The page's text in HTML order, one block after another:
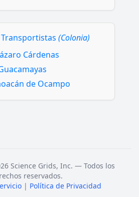
Transportistas (Colonia)
Cárdenas
de Ocampo
Science Grids, Inc. — Todos los
reservados.
| Política de Privacidad